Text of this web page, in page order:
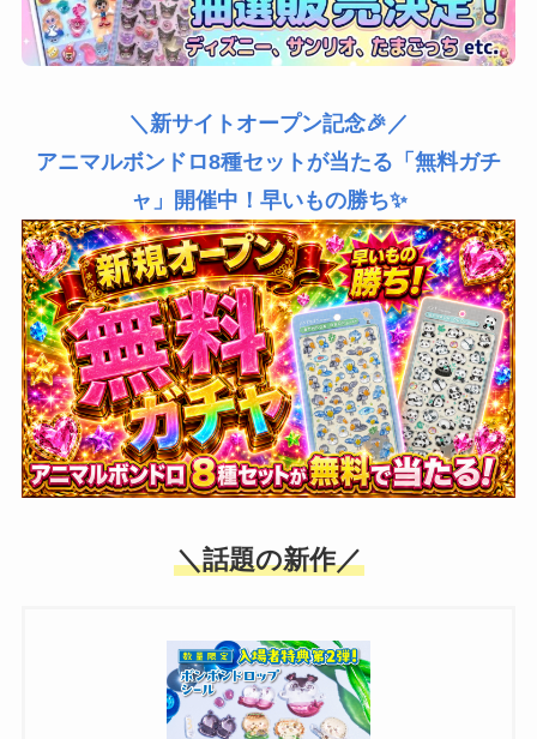
＼新サイトオープン記念🎉／
アニマルボンドロ8種セットが当たる「無料ガチ
ャ」開催中！早いもの勝ち✨
＼話題の新作／